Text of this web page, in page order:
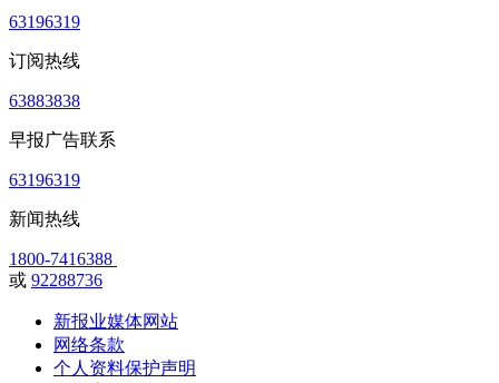
63196319
订阅热线
63883838
早报广告联系
63196319
新闻热线
1800-7416388
或 92288736
新报业媒体网站
网络条款
个人资料保护声明